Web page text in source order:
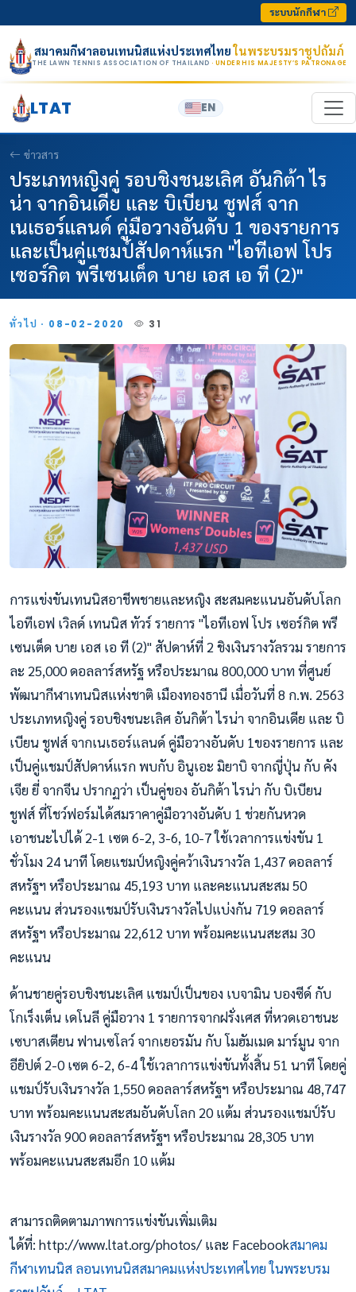
ระบบนักกีฬา
สมาคมกีฬาลอนเทนนิสแห่งประเทศไทยในพระบรมราชูปถัมภ์
THE LAWN TENNIS ASSOCIATION OF THAILAND · UNDER HIS MAJESTY’S PATRONAGE
LTAT EN
ข่าวสาร
ประเภทหญิงคู่ รอบชิงชนะเลิศ อันกิต้า ไร
น่า จากอินเดีย และ บิเบียน ชูฟส์ จาก
เนเธอร์แลนด์ คู่มือวางอันดับ 1 ของรายการ
และเป็นคู่แชมป์สัปดาห์แรก "ไอทีเอฟ โปร
เซอร์กิต พรีเซนเต็ด บาย เอส เอ ที (2)"
ทั่วไป · 08-02-2020 31
การแข่งขันเทนนิสอาชีพชายและหญิง สะสมคะแนนอันดับโลก
ไอทีเอฟ เวิลด์ เทนนิส ทัวร์ รายการ "ไอทีเอฟ โปร เซอร์กิต พรี
เซนเต็ด บาย เอส เอ ที (2)" สัปดาห์ที่ 2 ชิงเงินรางวัลรวม รายการ
ละ 25,000 ดอลลาร์สหรัฐ หรือประมาณ 800,000 บาท ที่ศูนย์
พัฒนากีฬาเทนนิสแห่งชาติ เมืองทองธานี เมื่อวันที่ 8 ก.พ. 2563
ประเภทหญิงคู่ รอบชิงชนะเลิศ อันกิต้า ไรน่า จากอินเดีย และ บิ
เบียน ชูฟส์ จากเนเธอร์แลนด์ คู่มือวางอันดับ 1ของรายการ และ
เป็นคู่แชมป์สัปดาห์แรก พบกับ อินูเอะ มิยาบิ จากญี่ปุ่น กับ คัง
เจีย ยี่ จากจีน ปรากฏว่า เป็นคู่ของ อันกิต้า ไรน่า กับ บิเบียน
ชูฟส์ ที่โชว์ฟอร์มได้สมราคาคู่มือวางอันดับ 1 ช่วยกันหวด
เอาชนะไปได้ 2-1 เซต 6-2, 3-6, 10-7 ใช้เวลาการแข่งขัน 1
ชั่วโมง 24 นาที โดยแชมป์หญิงคู่คว้าเงินรางวัล 1,437 ดอลลาร์
สหรัฐฯ หรือประมาณ 45,193 บาท และคะแนนสะสม 50
คะแนน ส่วนรองแชมป์รับเงินรางวัลไปแบ่งกัน 719 ดอลลาร์
สหรัฐฯ หรือประมาณ 22,612 บาท พร้อมคะแนนสะสม 30
คะแนน
ด้านชายคู่รอบชิงชนะเลิศ แชมป์เป็นของ เบจามิน บองซีด์ กับ
โกเร็งเต็น เดโนลี คู่มือวาง 1 รายการจากฝรั่งเศส ที่หวดเอาชนะ
เซบาสเตียน ฟานเซโลว์ จากเยอรมัน กับ โมฮัมเมด มาร์มูน จาก
อียิปต์ 2-0 เซต 6-2, 6-4 ใช้เวลาการแข่งขันทั้งสิ้น 51 นาที โดยคู่
แชมป์รับเงินรางวัล 1,550 ดอลลาร์สหรัฐฯ หรือประมาณ 48,747
บาท พร้อมคะแนนสะสมอันดับโลก 20 แต้ม ส่วนรองแชมป์รับ
เงินรางวัล 900 ดอลลาร์สหรัฐฯ หรือประมาณ 28,305 บาท
พร้อมคะแนนสะสมอีก 10 แต้ม
สามารถติดตามภาพการแข่งขันเพิ่มเติม
ได้ที่: http://www.ltat.org/photos/ และ Facebookสมาคม
กีฬาเทนนิส ลอนเทนนิสสมาคมแห่งประเทศไทย ในพระบรม